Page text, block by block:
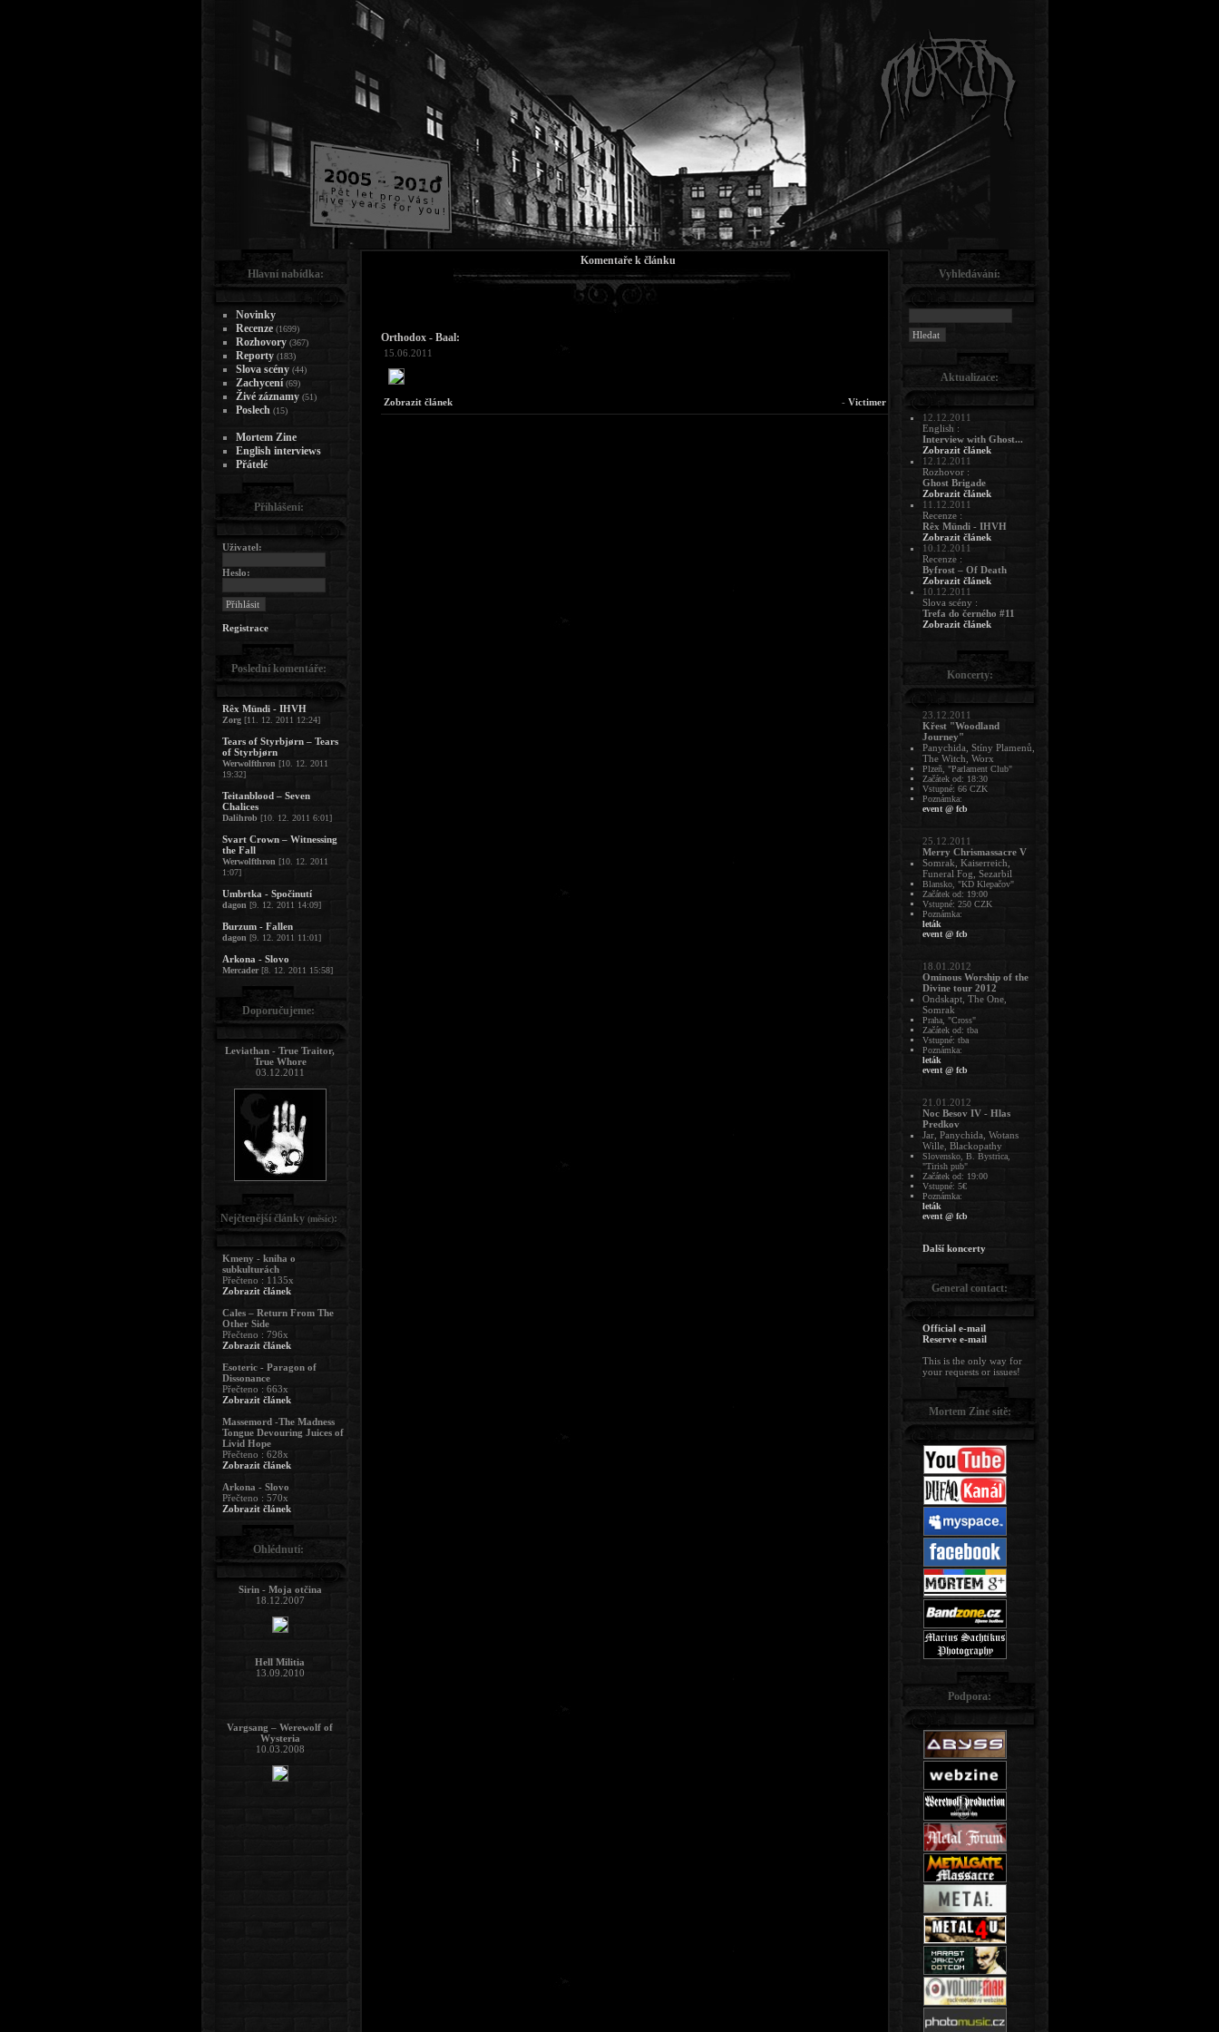
Komentaře k článku
Orthodox - Baal:
15.06.2011
Zobrazit článek - Victimer
Hlavní nabídka:
Novinky
Recenze (1699)
Rozhovory (367)
Reporty (183)
Slova scény (44)
Zachycení (69)
Živé záznamy (51)
Poslech (15)
Mortem Zine
English interviews
Přátelé
Přihlášení:
Uživatel:
Heslo:
Registrace
Poslední komentáře:
Rêx Mündi - IHVH
Zorg [11. 12. 2011 12:24]
Tears of Styrbjørn – Tears
of Styrbjørn
Werwolfthron [10. 12. 2011
19:32]
Teitanblood – Seven
Chalices
Dalihrob [10. 12. 2011 6:01]
Svart Crown – Witnessing
the Fall
Werwolfthron [10. 12. 2011
1:07]
Umbrtka - Spočinutí
dagon [9. 12. 2011 14:09]
Burzum - Fallen
dagon [9. 12. 2011 11:01]
Arkona - Slovo
Mercader[8. 12. 2011 15:58]
Doporučujeme:
Leviathan - True Traitor,
True Whore
03.12.2011
Nejčtenější články (měsíc):
Kmeny - kniha o
subkulturách
Přečteno : 1135x
Zobrazit článek
Cales – Return From The
Other Side
Přečteno : 796x
Zobrazit článek
Esoteric - Paragon of
Dissonance
Přečteno : 663x
Zobrazit článek
Massemord -The Madness
Tongue Devouring Juices of
Livid Hope
Přečteno : 628x
Zobrazit článek
Arkona - Slovo
Přečteno : 570x
Zobrazit článek
Ohlédnutí:
Sirin - Moja otčina
18.12.2007
Hell Militia
13.09.2010
Vargsang – Werewolf of
Wysteria
10.03.2008
Vyhledávání:
Aktualizace:
12.12.2011
English :
Interview with Ghost...
Zobrazit článek
12.12.2011
Rozhovor :
Ghost Brigade
Zobrazit článek
11.12.2011
Recenze :
Rêx Mündi - IHVH
Zobrazit článek
10.12.2011
Recenze :
Byfrost – Of Death
Zobrazit článek
10.12.2011
Slova scény :
Trefa do černého #11
Zobrazit článek
Koncerty:
23.12.2011
Křest "Woodland
Journey"
Panychida, Stíny Plamenů,
The Witch, Worx
Plzeň, "Parlament Club"
Začátek od: 18:30
Vstupné: 66 CZK
Poznámka:
event @ fcb
25.12.2011
Merry Chrismassacre V
Somrak, Kaiserreich,
Funeral Fog, Sezarbil
Blansko, "KD Klepačov"
Začátek od: 19:00
Vstupné: 250 CZK
Poznámka:
leták
event @ fcb
18.01.2012
Ominous Worship of the
Divine tour 2012
Ondskapt, The One,
Somrak
Praha, "Cross"
Začátek od: tba
Vstupné: tba
Poznámka:
leták
event @ fcb
21.01.2012
Noc Besov IV - Hlas
Predkov
Jar, Panychida, Wotans
Wille, Blackopathy
Slovensko, B. Bystrica,
"Tirish pub"
Začátek od: 19:00
Vstupné: 5€
Poznámka:
leták
event @ fcb
Další koncerty
General contact:
Official e-mail
Reserve e-mail
This is the only way for
your requests or issues!
Mortem Zine sítě:
Podpora: